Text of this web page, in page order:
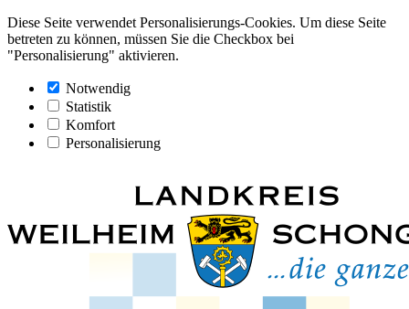
Diese Seite verwendet Personalisierungs-Cookies. Um diese Seite
betreten zu können, müssen Sie die Checkbox bei
"Personalisierung" aktivieren.
Notwendig
Statistik
Komfort
Personalisierung